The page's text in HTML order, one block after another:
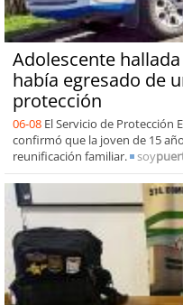
Adolescente
había egresado de
protección
06-08 El Servicio de Protección
confirmó que la joven de 15
reunificación familiar.
soy